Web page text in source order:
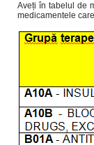
Aveți în tabelul de
medicamentele